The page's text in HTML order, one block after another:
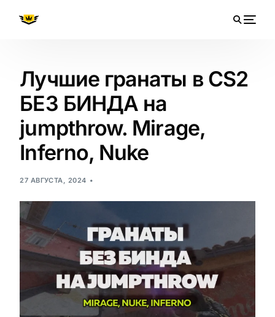
Лучшие гранаты в CS2
БЕЗ БИНДА на
jumpthrow. Mirage,
Inferno, Nuke
27 АВГУСТА, 2024